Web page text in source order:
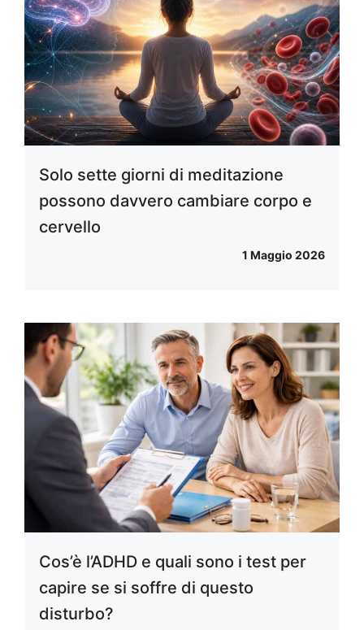
Solo sette giorni di meditazione
possono davvero cambiare corpo e
cervello
1 Maggio 2026
Cos’è l’ADHD e quali sono i test per
capire se si soffre di questo
disturbo?